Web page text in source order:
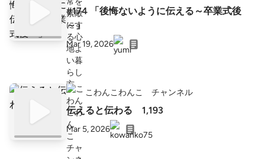
#174 「後悔ないように伝える～卒業式後
～」
Mar 19, 2026
こわんこわんこ チャンネル
伝えると伝わる 1,193
Mar 5, 2026